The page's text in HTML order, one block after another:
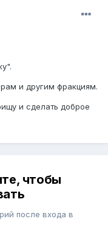
и другим фракциям.
и сделать доброе
чтобы
после входа в